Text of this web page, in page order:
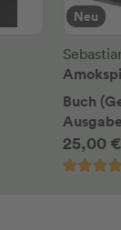
Neu
Buch
25,00 €